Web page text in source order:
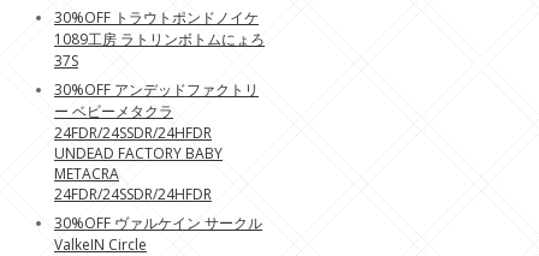
30%OFF トラウトポンドノイケ
1089工房 ラトリンボトムにょろ
37S
30%OFF アンデッドファクトリ
ー ベビーメタクラ
24FDR/24SSDR/24HFDR
UNDEAD FACTORY BABY
METACRA
24FDR/24SSDR/24HFDR
30%OFF ヴァルケイン サークル
ValkeIN Circle